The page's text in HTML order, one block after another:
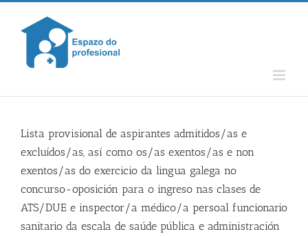
Skip
content
Lista provisional de aspirantes admitidos/as e
excluídos/as, así como os/as exentos/as e non
exentos/as do exercicio da lingua galega no
concurso-oposición para o ingreso nas clases de
ATS/DUE e inspector/a médico/a persoal funcionario
sanitario da escala de saúde pública e administración